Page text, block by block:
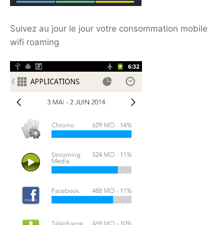
Suivez au jour le jour votre consommation mobile
wifi roaming